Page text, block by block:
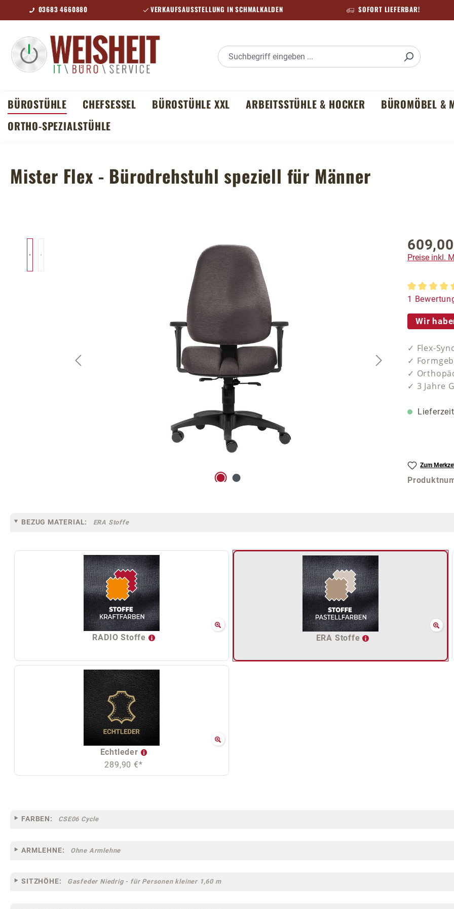
Hauptinhalt springen
Zur Suche springen
Zur Hauptnavigation springen
03683 4660880 VERKAUFSAUSSTELLUNG IN SCHMALKALDEN SOFORT LIEFERBAR!
BÜROSTÜHLE CHEFSESSEL BÜROSTÜHLE XXL ARBEITSSTÜHLE & HOCKER BÜROMÖBEL &
ORTHO-SPEZIALSTÜHLE
Mister Flex - Bürodrehstuhl speziell für Männer
Regulärer
Preise inkl.
1
Wir
✓ Flex-
✓
✓
✓ 3 Jahre
Zum
BEZUG MATERIAL: ERA Stoffe
RADIO Stoffe ERA Stoffe
Echtleder
289,90 €*
FARBEN: CSE06 Cycle
ARMLEHNE: Ohne Armlehne
SITZHÖHE: Gasfeder Niedrig - für Personen kleiner 1,60 m